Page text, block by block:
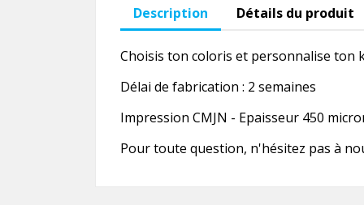
Description Détails du produit
Choisis ton coloris et personnalise ton
Délai de fabrication : 2 semaines
Impression CMJN - Epaisseur 450
Pour toute question, n'hésitez pas à